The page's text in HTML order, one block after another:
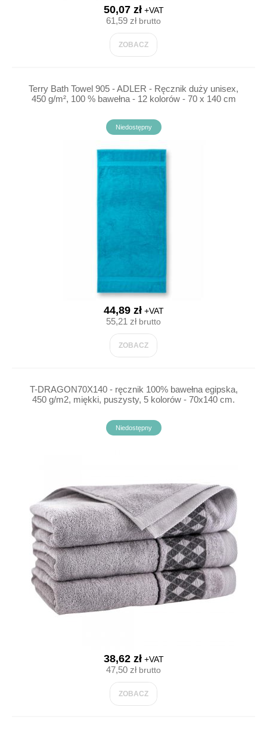
50,07 zł+VAT
61,59 złbrutto
ZOBACZ
Terry Bath Towel 905 - ADLER - Ręcznik duży unisex,
450 g/m², 100 % bawełna - 12 kolorów - 70 x 140 cm
Niedostępny
44,89 zł+VAT
55,21 złbrutto
ZOBACZ
T-DRAGON70X140 - ręcznik 100% bawełna egipska,
450 g/m2, miękki, puszysty, 5 kolorów - 70x140 cm.
Niedostępny
38,62 zł+VAT
47,50 złbrutto
ZOBACZ